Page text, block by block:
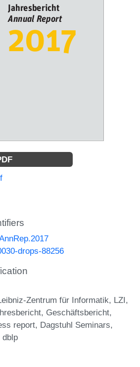
drops-88256
Zentrum für Informatik LZI
Geschäftsbericht
report Dagstuhl Seminars
dblp